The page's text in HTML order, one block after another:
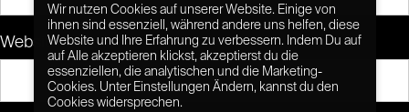
Website
Wir nutzen Cookies auf unserer Website. Einige von
ihnen sind essenziell, während andere uns helfen, diese
Website und Ihre Erfahrung zu verbessern. Indem Du auf
auf Alle akzeptieren klickst, akzeptierst du die
essenziellen, die analytischen und die Marketing-
Cookies. Unter Einstellungen Ändern, kannst du den
Cookies widersprechen.